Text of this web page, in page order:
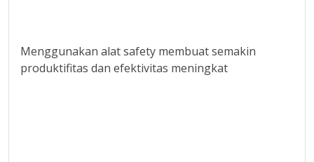
Menggunakan alat safety membuat semakin
produktifitas dan efektivitas meningkat